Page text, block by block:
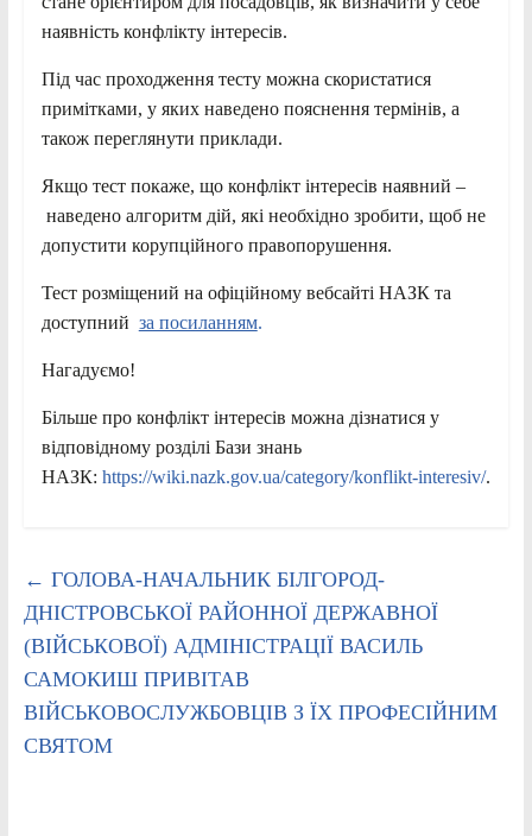
наявність конфлікту інтересів.
Під час проходження тесту можна скористатися
примітками, у яких наведено пояснення термінів, а
також переглянути приклади.
Якщо тест покаже, що конфлікт інтересів наявний –
наведено алгоритм дій, які необхідно зробити, щоб не
допустити корупційного правопорушення.
Тест розміщений на офіційному вебсайті НАЗК та
доступний за посиланням.
Нагадуємо!
Більше про конфлікт інтересів можна дізнатися у
відповідному розділі Бази знань
НАЗК: https://wiki.nazk.gov.ua/category/konflikt-interesiv/.
← ГОЛОВА-НАЧАЛЬНИК БІЛГОРОД-
ДНІСТРОВСЬКОЇ РАЙОННОЇ ДЕРЖАВНОЇ
(ВІЙСЬКОВОЇ) АДМІНІСТРАЦІЇ ВАСИЛЬ
САМОКИШ ПРИВІТАВ
ВІЙСЬКОВОСЛУЖБОВЦІВ З ЇХ ПРОФЕСІЙНИМ
СВЯТОМ